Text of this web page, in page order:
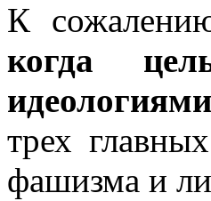
К
когда
трех
фашизма и